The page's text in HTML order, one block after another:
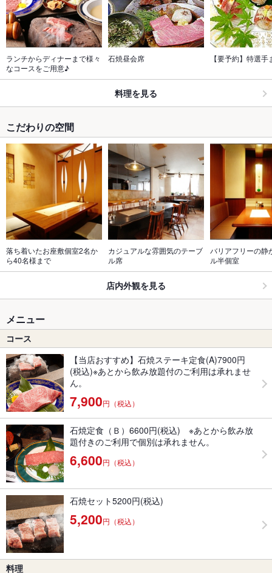
ランチからディナーまで様々
なコースをご用意♪
石焼昼会席 【要予約】特選手
料理を見る
こだわりの空間
落ち着いたお座敷個室2名か
ら40名様まで
カジュアルな雰囲気のテーブ
ル席
バリアフリーの静
ル半個室
店内外観を見る
メニュー
コース
【当店おすすめ】石焼ステーキ定食(A)7900円
(税込)※あとから飲み放題付のご利用は承れませ
ん。
7,900円（税込）
石焼定食（Ｂ）6600円(税込) ※あとから飲み放
題付きのご利用で個別は承れません。
6,600円（税込）
石焼セット5200円(税込)
5,200円（税込）
料理